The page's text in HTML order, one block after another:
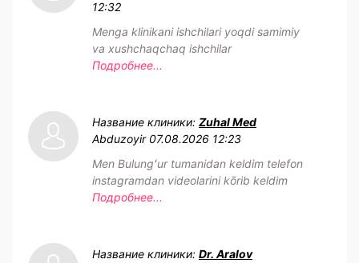
12:32
Menga klinikani ishchilari yoqdi samimiy
va xushchaqchaq ishchilar
Подробнее...
Название клиники: Zuhal Med
Abduzoyir 07.08.2026 12:23
Men Bulungʻur tumanidan keldim telefon
instagramdan videolarini kõrib keldim
Подробнее...
Название клиники: Dr. Aralov